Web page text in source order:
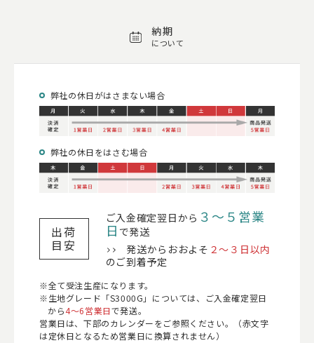
納期
について
弊社の休日がはさまない場合
弊社の休日をはさむ場合
出荷
目安
ご入金確定翌日から ３〜５営業
日 で発送
発送からおおよそ ２〜３日以内
のご到着予定
全て受注生産になります。
生地グレード「S3000G」については、ご入金確定翌日
から4～6営業日で発送。
営業日は、下部のカレンダーをご参照ください。（赤文字
は定休日となるため営業日に換算されません）